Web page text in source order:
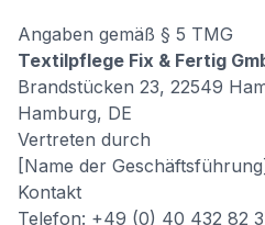
Angaben gemäß § 5 TMG
Textilpflege Fix & Fertig
Brandstücken 23, 22549
Hamburg, DE
Vertreten durch
[Name der Geschäftsführung]
Kontakt
Telefon: +49 (0) 40 432 82